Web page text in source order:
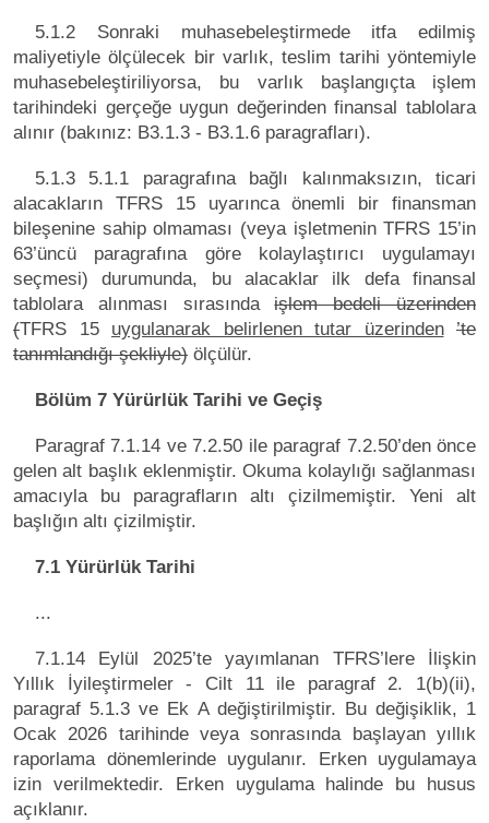
5.1.2 Sonraki muhasebeleştirmede itfa edilmiş
maliyetiyle ölçülecek bir varlık, teslim tarihi yöntemiyle
muhasebeleştiriliyorsa, bu varlık başlangıçta işlem
tarihindeki gerçeğe uygun değerinden finansal tablolara
alınır (bakınız: B3.1.3 - B3.1.6 paragrafları).
5.1.3 5.1.1 paragrafına bağlı kalınmaksızın, ticari
alacakların TFRS 15 uyarınca önemli bir finansman
bileşenine sahip olmaması (veya işletmenin TFRS 15’in
63’üncü paragrafına göre kolaylaştırıcı uygulamayı
seçmesi) durumunda, bu alacaklar ilk defa finansal
tablolara alınması sırasındaişlem bedeli üzerinden
(TFRS 15 uygulanarak belirlenen tutar üzerinden
’te
tanımlandığı şekliyle) ölçülür.
Bölüm 7 Yürürlük Tarihi ve Geçiş
Paragraf 7.1.14 ve 7.2.50 ile paragraf 7.2.50’den önce
gelen alt başlık eklenmiştir. Okuma kolaylığı sağlanması
amacıyla bu paragrafların altı çizilmemiştir. Yeni alt
başlığın altı çizilmiştir.
7.1 Yürürlük Tarihi
...
7.1.14 Eylül 2025’te yayımlanan TFRS’lere İlişkin
Yıllık İyileştirmeler - Cilt 11 ile paragraf 2. 1(b)(ii),
paragraf 5.1.3 ve Ek A değiştirilmiştir. Bu değişiklik, 1
Ocak 2026 tarihinde veya sonrasında başlayan yıllık
raporlama dönemlerinde uygulanır. Erken uygulamaya
izin verilmektedir. Erken uygulama halinde bu husus
açıklanır.